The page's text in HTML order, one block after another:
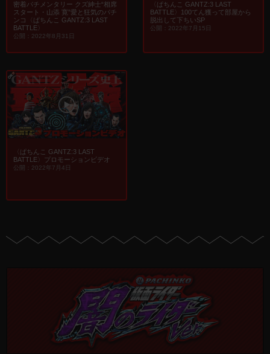
密着パチメンタリー クズ紳士“相席
スタート・山添 寛”愛と狂気のパチ
ンコ〈ぱちんこ GANTZ:3 LAST
BATTLE〉
公開：2022年8月31日
〈ぱちんこ GANTZ:3 LAST
BATTLE〉100てん獲って部屋から
脱出して下ちいSP
公開：2022年7月15日
〈ぱちんこ GANTZ:3 LAST
BATTLE〉プロモーションビデオ
公開：2022年7月4日